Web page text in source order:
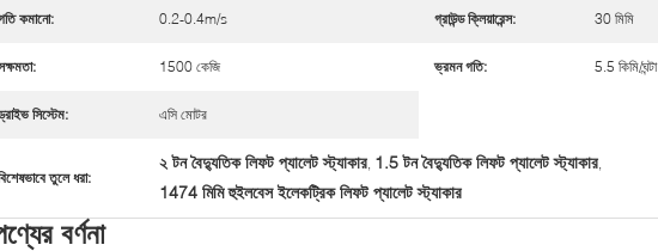
কমানো: 0.2-0.4m/s গ্রাউন্ড ক্লিয়ারেন্স: 30 মিমি
1500 কেজি ভ্রমন গতি: 5.5 কিমি/ঘন্টা
সিস্টেম: এসি মোটর
তুলে ধরা:
২ টন বৈদ্যুতিক লিফট প্যালেট স্ট্যাকার, 1.5 টন বৈদ্যুতিক লিফট প্যালেট স্ট্যাকার,
1474 মিমি হুইলবেস ইলেকট্রিক লিফট প্যালেট স্ট্যাকার
বর্ণনা